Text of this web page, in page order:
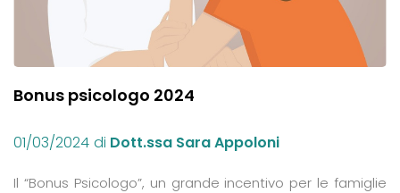
Bonus psicologo 2024
01/03/2024 di Dott.ssa Sara Appoloni
Il “Bonus Psicologo”, un grande incentivo per le famiglie